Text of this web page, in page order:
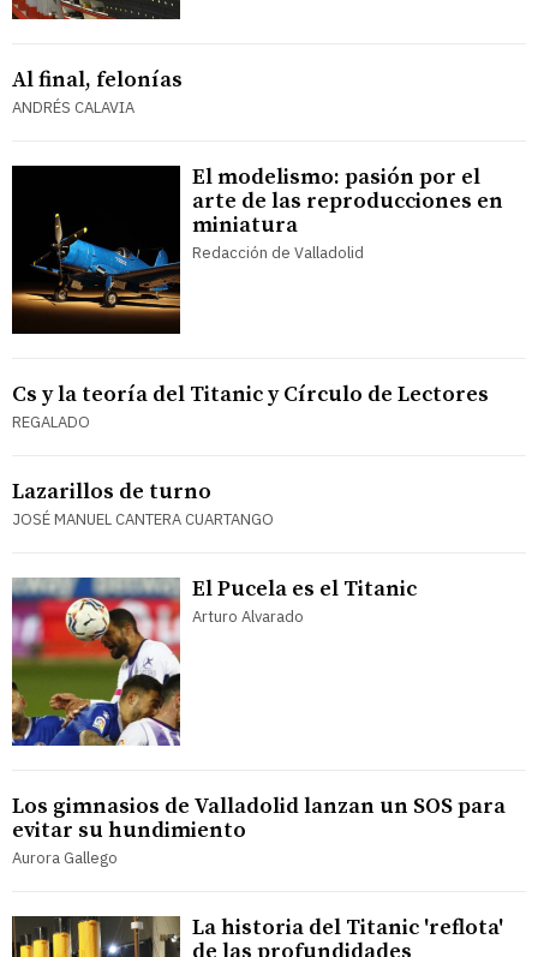
Al final, felonías
ANDRÉS CALAVIA
El modelismo: pasión por el
arte de las reproducciones en
miniatura
Redacción de Valladolid
Cs y la teoría del Titanic y Círculo de Lectores
REGALADO
Lazarillos de turno
JOSÉ MANUEL CANTERA CUARTANGO
El Pucela es el Titanic
Arturo Alvarado
Los gimnasios de Valladolid lanzan un SOS para
evitar su hundimiento
Aurora Gallego
La historia del Titanic 'reflota'